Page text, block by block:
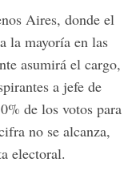
Aires, donde el
la mayoría en las
asumirá el cargo,
a jefe de
de los votos para
no se alcanza,
electoral.